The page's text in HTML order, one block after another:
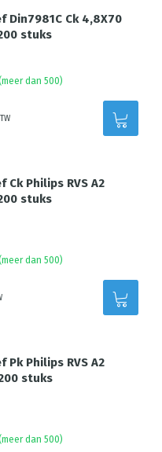
Din7981C Ck 4,8X70
stuks
dan 500)
Philips RVS A2
stuks
dan 500)
Pk Philips RVS A2
stuks
dan 500)